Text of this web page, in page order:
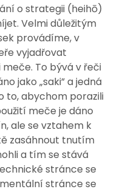
o strategii (heihō)
Velmi důležitým
provádíme, v
vyjadřovat
To bývá v řeči
jako „saki” a jedná
to, abychom porazili
meče je dáno
ale se vztahem k
zasáhnout tnutím
a tím se stává
stránce se
stránce se